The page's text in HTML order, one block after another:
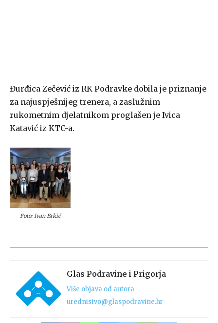
Đurđica Zečević iz RK Podravke dobila je priznanje
za najuspješnijeg trenera, a zaslužnim
rukometnim djelatnikom proglašen je Ivica
Katavić iz KTC-a.
Foto: Ivan Brkić
Glas Podravine i Prigorja
Više objava od autora
urednistvo@glaspodravine.hr